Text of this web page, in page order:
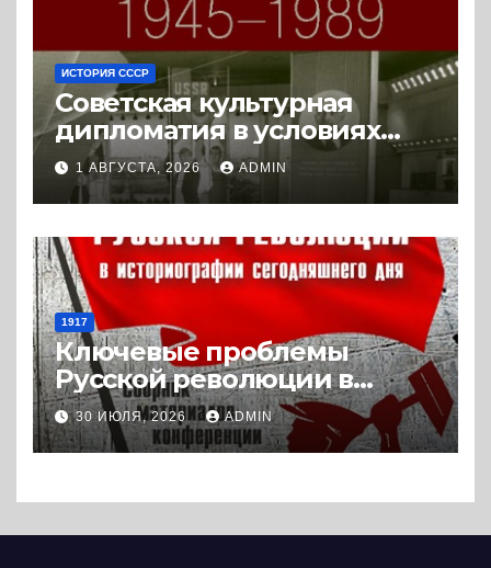
ИСТОРИЯ СССР
Советская культурная
дипломатия в условиях
Холодной войны. 1945-1989.
(2018) * Книга
1 АВГУСТА, 2026 ADMIN
1917
Ключевые проблемы
Русской революции в
историографии
сегодняшнего дня (2024) *
Книга
30 ИЮЛЯ, 2026 ADMIN